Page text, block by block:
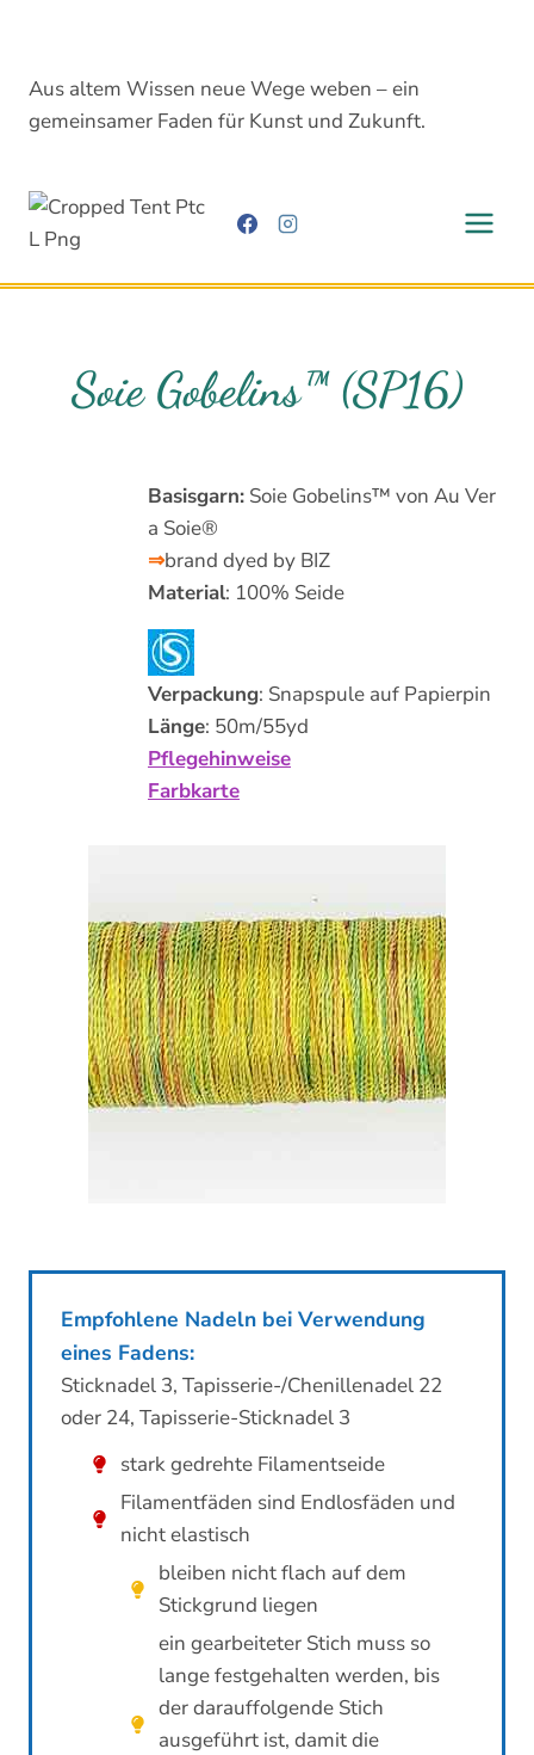
springen
Aus altem Wissen neue Wege weben – ein
gemeinsamer Faden für Kunst und Zukunft.
Soie Gobelins™ (SP16)
Basisgarn: Soie Gobelins™ von Au Ver
a Soie®
⇒brand dyed by BIZ
Material: 100% Seide
Verpackung: Snapspule auf Papierpin
Länge: 50m/55yd
Pflegehinweise
Farbkarte
Empfohlene Nadeln bei Verwendung
eines Fadens:
Sticknadel 3, Tapisserie-/Chenillenadel 22
oder 24, Tapisserie-Sticknadel 3
stark gedrehte Filamentseide
Filamentfäden sind Endlosfäden und
nicht elastisch
bleiben nicht flach auf dem
Stickgrund liegen
ein gearbeiteter Stich muss so
lange festgehalten werden, bis
der darauffolgende Stich
ausgeführt ist, damit die